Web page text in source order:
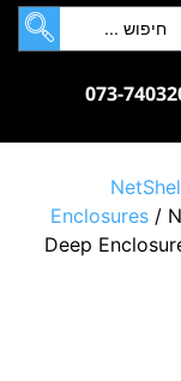
073-
Enclosures /
Deep